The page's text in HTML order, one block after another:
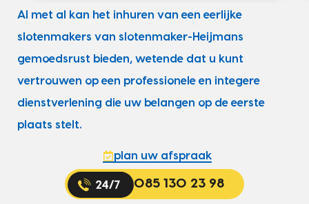
Al met al kan het inhuren van een eerlijke
slotenmakers van slotenmaker-Heijmans
gemoedsrust bieden, wetende dat u kunt
vertrouwen op een professionele en integere
dienstverlening die uw belangen op de eerste
plaats stelt.
plan uw afspraak
085 130 23 98